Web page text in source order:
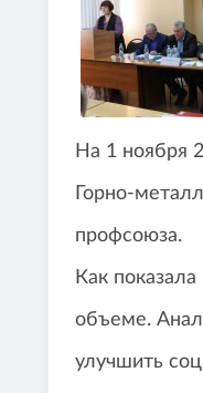
На 1 ноября
Горно-
профсоюза.
Как
объеме.
улучшить